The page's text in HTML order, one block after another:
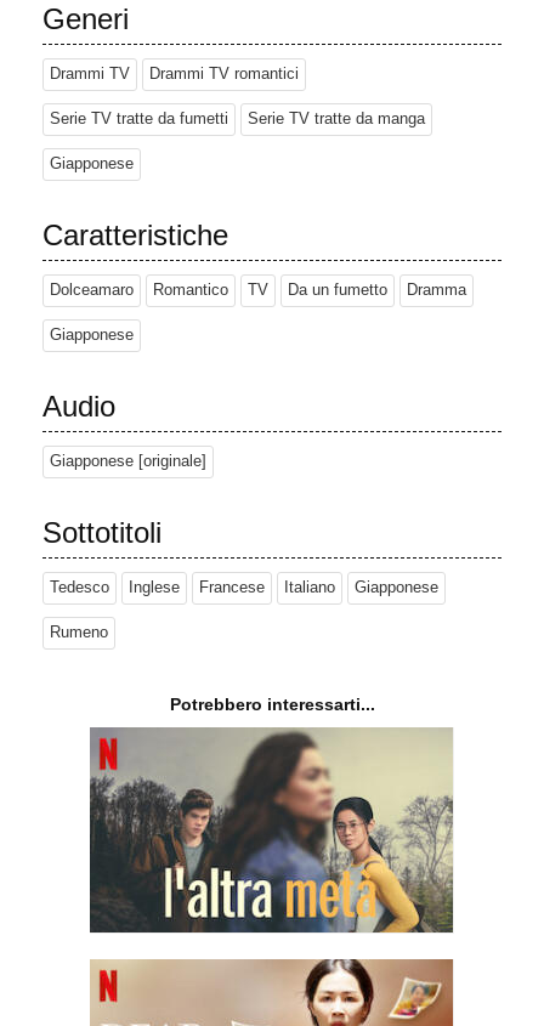
Generi
Drammi TV Drammi TV romantici
Serie TV tratte da fumetti Serie TV tratte da manga
Giapponese
Caratteristiche
Dolceamaro Romantico TV Da un fumetto Dramma
Giapponese
Audio
Giapponese [originale]
Sottotitoli
Tedesco Inglese Francese Italiano Giapponese
Rumeno
Potrebbero interessarti...